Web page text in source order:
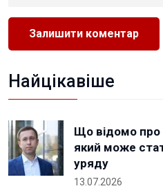
Найцікавіше
Що відомо про
який може
уряду
13.07.2026